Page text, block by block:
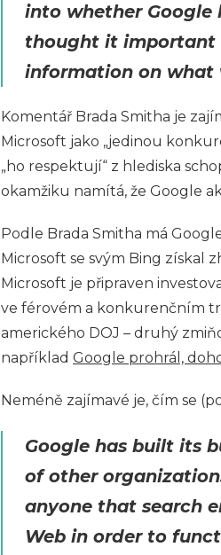
into whether Google
thought it important
information on what
Komentář Brada Smitha je
Microsoft jako „jedinou
„ho respektují“ z hlediska
okamžiku namítá, že Google
Podle Brada Smitha má
Microsoft se svým Bing získal
Microsoft je připraven
ve férovém a konkurenčním
amerického DOJ – druhý
například Google prohrál,
Neméně zajímavé je, čím se
Google has built its
of other
anyone that search
Web in order to